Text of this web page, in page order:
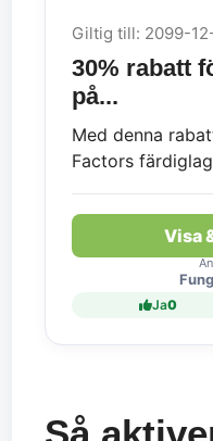
Giltig till: 2099-
30% rabatt
på...
Med denna
Factors
samt 20%
och femte
tillkommer för
Visa
Ja0